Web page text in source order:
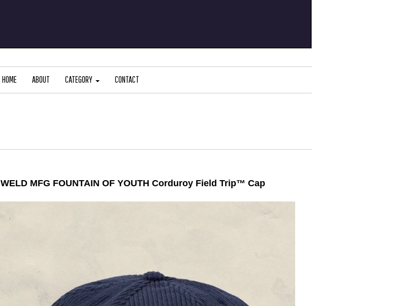
HOME ABOUT CATEGORY CONTACT
WELD MFG FOUNTAIN OF YOUTH Corduroy Field Trip™️ Cap